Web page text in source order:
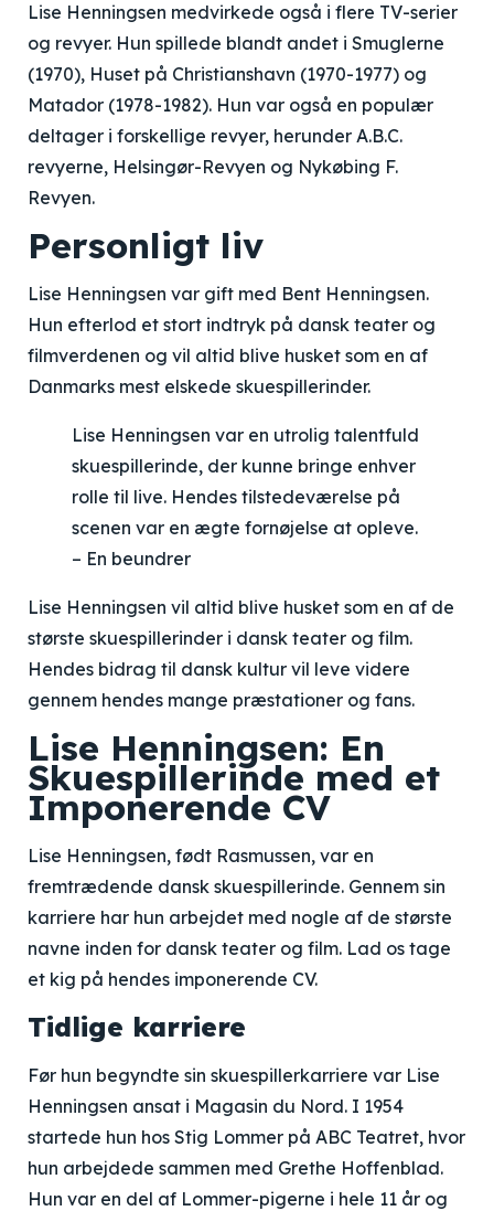
Lise Henningsen medvirkede også i flere TV-serier
og revyer. Hun spillede blandt andet i Smuglerne
(1970), Huset på Christianshavn (1970-1977) og
Matador (1978-1982). Hun var også en populær
deltager i forskellige revyer, herunder A.B.C.
revyerne, Helsingør-Revyen og Nykøbing F.
Revyen.
Personligt liv
Lise Henningsen var gift med Bent Henningsen.
Hun efterlod et stort indtryk på dansk teater og
filmverdenen og vil altid blive husket som en af
Danmarks mest elskede skuespillerinder.
Lise Henningsen var en utrolig talentfuld
skuespillerinde, der kunne bringe enhver
rolle til live. Hendes tilstedeværelse på
scenen var en ægte fornøjelse at opleve.
– En beundrer
Lise Henningsen vil altid blive husket som en af de
største skuespillerinder i dansk teater og film.
Hendes bidrag til dansk kultur vil leve videre
gennem hendes mange præstationer og fans.
Lise Henningsen: En
Skuespillerinde med et
Imponerende CV
Lise Henningsen, født Rasmussen, var en
fremtrædende dansk skuespillerinde. Gennem sin
karriere har hun arbejdet med nogle af de største
navne inden for dansk teater og film. Lad os tage
et kig på hendes imponerende CV.
Tidlige karriere
Før hun begyndte sin skuespillerkarriere var Lise
Henningsen ansat i Magasin du Nord. I 1954
startede hun hos Stig Lommer på ABC Teatret, hvor
hun arbejdede sammen med Grethe Hoffenblad.
Hun var en del af Lommer-pigerne i hele 11 år og